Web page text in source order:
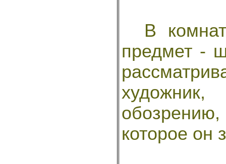
В
предмет -
которое он